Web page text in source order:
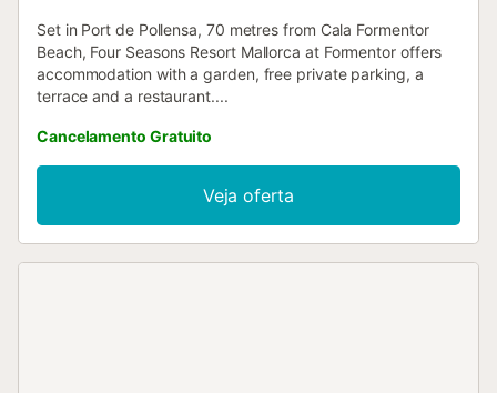
Set in Port de Pollensa, 70 metres from Cala Formentor
Beach, Four Seasons Resort Mallorca at Formentor offers
accommodation with a garden, free private parking, a
terrace and a restaurant....
Cancelamento Gratuito
Veja oferta